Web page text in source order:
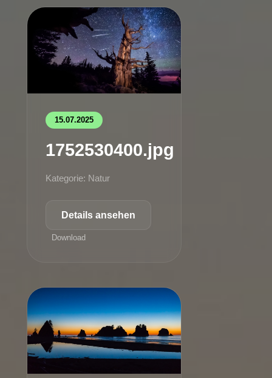
15.07.2025
1752530400.jpg
Kategorie: Natur
Details ansehen
Download